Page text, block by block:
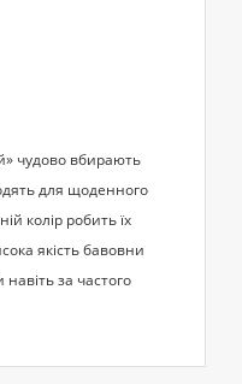
чудово вбирають
для щоденного
колір робить їх
якість бавовни
за частого